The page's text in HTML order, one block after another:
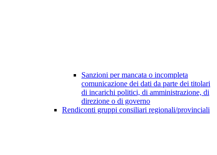
Sanzioni per mancata o incompleta
comunicazione dei dati da parte dei titolari
di incarichi politici, di amministrazione, di
direzione o di governo
Rendiconti gruppi consiliari regionali/provinciali